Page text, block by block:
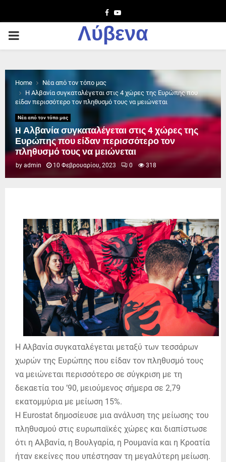
Facebook
Youtube
PRIMARY
Λύβενα
Home
Νέα από τον τόπο μας
H Αλβανία συγκαταλέγεται στις 4 χώρες της Ευρώπης που
είδαν περισσότερο τον πληθυσμό τους να μειώνεται
Νέα από τον τόπο μας
H Αλβανία συγκαταλέγεται στις 4 χώρες της
Ευρώπης που είδαν περισσότερο τον
πληθυσμό τους να μειώνεται
by admin 10 Φεβρουαρίου, 2023 0 318
Η Αλβανία συγκαταλέγεται μεταξύ των τεσσάρων
χωρών της Ευρώπης που είδαν τον πληθυσμό τους
να μειώνεται περισσότερο σε σύγκριση με τη
δεκαετία του ’90, μειούμενος σήμερα σε 2,79
εκατομμύρια με μείωση 15%.
Η Eurostat δημοσίευσε μια ανάλυση της μείωσης του
πληθυσμού στις ευρωπαϊκές χώρες και διαπίστωσε
ότι η Αλβανία, η Βουλγαρία, η Ρουμανία και η Κροατία
ήταν εκείνες που υπέστησαν τη μεγαλύτερη μείωση.